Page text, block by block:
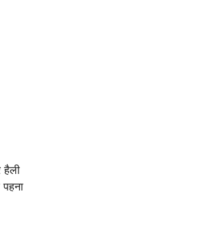
हैली